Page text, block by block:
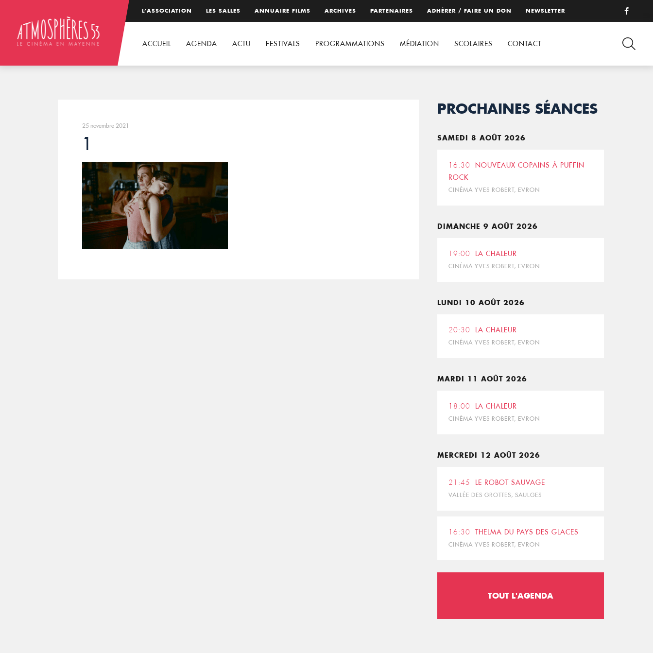
L’ASSOCIATION LES SALLES ANNUAIRE FILMS ARCHIVES PARTENAIRES ADHÉRER / FAIRE UN DON NEWSLETTER
ACCUEIL AGENDA ACTU FESTIVALS PROGRAMMATIONS MÉDIATION SCOLAIRES CONTACT
25 novembre 2021
1
PROCHAINES SÉANCES
SAMEDI 8 AOÛT 2026
16:30
NOUVEAUX COPAINS À PUFFIN
ROCK
CINÉMA YVES ROBERT, EVRON
DIMANCHE 9 AOÛT 2026
19:00 LA CHALEUR
CINÉMA YVES ROBERT, EVRON
LUNDI 10 AOÛT 2026
20:30 LA CHALEUR
CINÉMA YVES ROBERT, EVRON
MARDI 11 AOÛT 2026
18:00 LA CHALEUR
CINÉMA YVES ROBERT, EVRON
MERCREDI 12 AOÛT 2026
21:45 LE ROBOT SAUVAGE
VALLÉE DES GROTTES, SAULGES
16:30 THELMA DU PAYS DES GLACES
CINÉMA YVES ROBERT, EVRON
TOUT L'AGENDA